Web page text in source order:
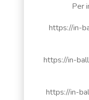
Per
https://in-
https://in-
https://in-